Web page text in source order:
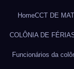
HomeCCT DE
COLÔNIA DE
Funcionários da